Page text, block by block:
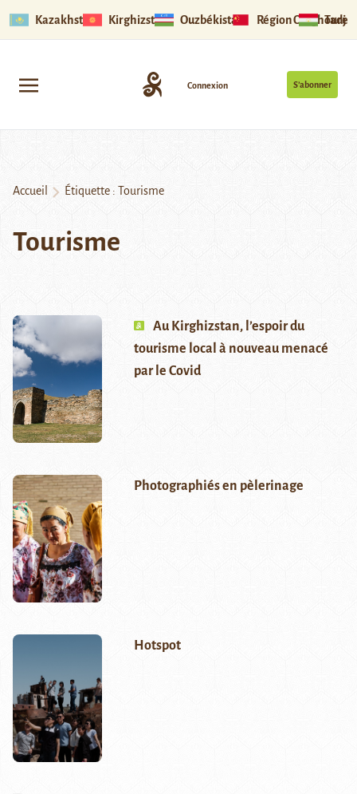
Kazakhstan Kirghizstan Ouzbékistan Région Ouïghoure
S’abonner
Connexion
Accueil Étiquette : Tourisme
Tourisme
Au Kirghizstan, l’espoir du
tourisme local à nouveau menacé
par le Covid
Photographiés en pèlerinage
Hotspot